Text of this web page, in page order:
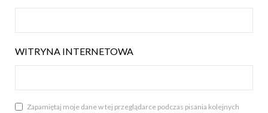
WITRYNA INTERNETOWA
Zapamiętaj moje dane w tej przeglądarce podczas pisania kolejnych